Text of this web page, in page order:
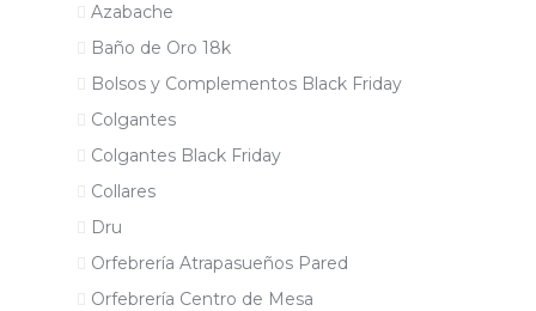
Azabache
Baño de Oro 18k
Bolsos y Complementos Black Friday
Colgantes
Colgantes Black Friday
Collares
Dru
Orfebrería Atrapasueños Pared
Orfebrería Centro de Mesa